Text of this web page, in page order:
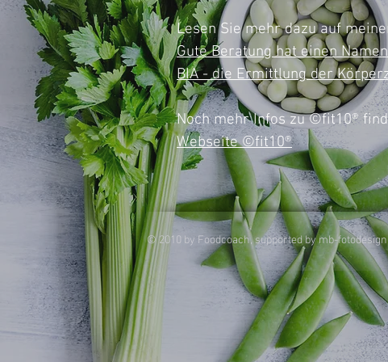
Lesen Sie mehr dazu auf
Gute Beratung hat einen
BIA - die Ermittlung der
Noch mehr Infos zu©fit10®
Webseite©fit10®
© 2010 by Foodcoach, supported by mb-fotodesign